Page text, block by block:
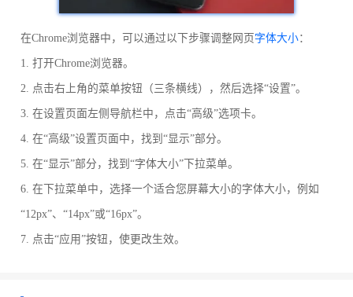
在Chrome浏览器中，可以通过以下步骤调整网页 字体大小：
1. 打开Chrome浏览器。
2. 点击右上角的菜单按钮（三条横线），然后选择“设置”。
3. 在设置页面左侧导航栏中，点击“高级”选项卡。
4. 在“高级”设置页面中，找到“显示”部分。
5. 在“显示”部分，找到“字体大小”下拉菜单。
6. 在下拉菜单中，选择一个适合您屏幕大小的字体大小，例如
“12px”、“14px”或“16px”。
7. 点击“应用”按钮，使更改生效。